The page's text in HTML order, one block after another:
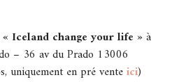
Iceland change your life »à
– 36 av du Prado 13006
uniquement en pré venteici)